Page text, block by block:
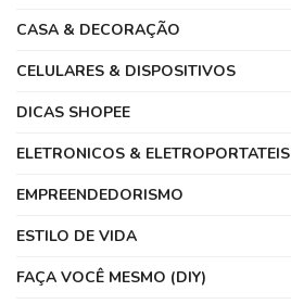
CASA & DECORAÇÃO
CELULARES & DISPOSITIVOS
DICAS SHOPEE
ELETRONICOS & ELETROPORTATEIS
EMPREENDEDORISMO
ESTILO DE VIDA
FAÇA VOCÊ MESMO (DIY)